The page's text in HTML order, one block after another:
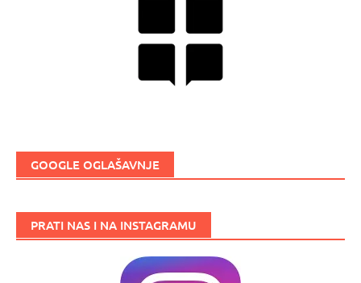
GOOGLE OGLAŠAVNJE
PRATI NAS I NA INSTAGRAMU